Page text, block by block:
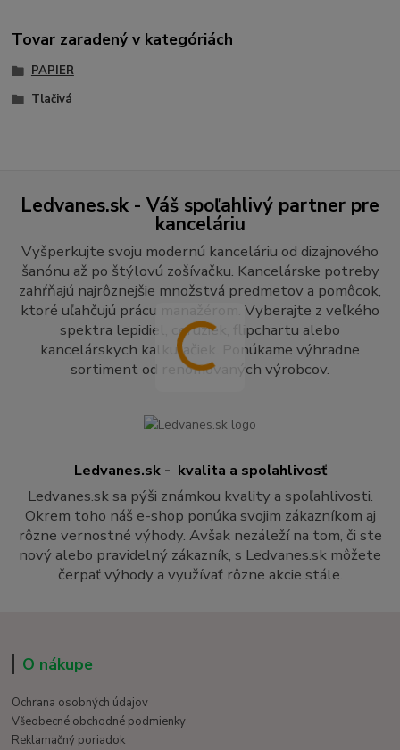
Tovar zaradený v kategóriách
PAPIER
Tlačivá
Ledvanes.sk - Váš spoľahlivý partner pre
kanceláriu
Vyšperkujte svoju modernú kanceláriu od dizajnového
šanónu až po štýlovú zošívačku. Kancelárske potreby
zahŕňajú najrôznejšie množstvá predmetov a pomôcok,
ktoré uľahčujú prácu manažérom. Vyberajte z veľkého
spektra lepidiel, ceruziek, flipchartu alebo
kancelárskych kalkulačiek. Ponúkame výhradne
sortiment od renomovaných výrobcov.
Ledvanes.sk - kvalita a spoľahlivosť
Ledvanes.sk sa pýši známkou kvality a spoľahlivosti.
Okrem toho náš e-shop ponúka svojim zákazníkom aj
rôzne vernostné výhody. Avšak nezáleží na tom, či ste
nový alebo pravidelný zákazník, s Ledvanes.sk môžete
čerpať výhody a využívať rôzne akcie stále.
O nákupe
Ochrana osobných údajov
Všeobecné obchodné podmienky
Reklamačný poriadok